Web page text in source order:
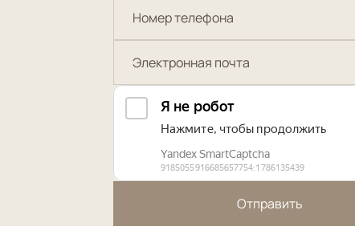
Отправить